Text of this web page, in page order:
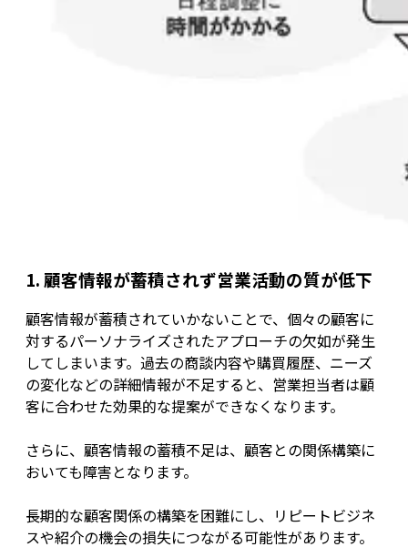
1. 顧客情報が蓄積されず営業活動の質が低下
顧客情報が蓄積されていかないことで、個々の顧客に
対するパーソナライズされたアプローチの欠如が発生
してしまいます。過去の商談内容や購買履歴、ニーズ
の変化などの詳細情報が不足すると、営業担当者は顧
客に合わせた効果的な提案ができなくなります。
さらに、顧客情報の蓄積不足は、顧客との関係構築に
おいても障害となります。
長期的な顧客関係の構築を困難にし、リピートビジネ
スや紹介の機会の損失につながる可能性があります。